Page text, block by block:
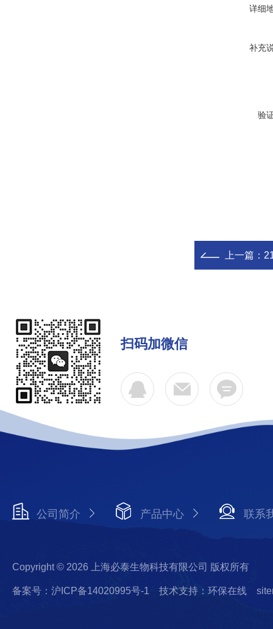
详细
补充
验
上一篇：
扫码加微信
公司简介 产品中心 联系
Copyright © 2026 上海必泰生物科技有限公司 版权所有
备案号：沪ICP备14020995号-1 技术支持：环保在线